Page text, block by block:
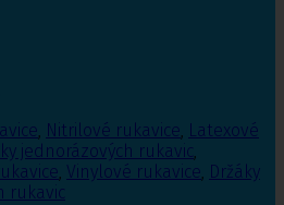
, Nitrilové rukavice, Latexové
jednorázových rukavic,
, Vinylové rukavice, Držáky
rukavic